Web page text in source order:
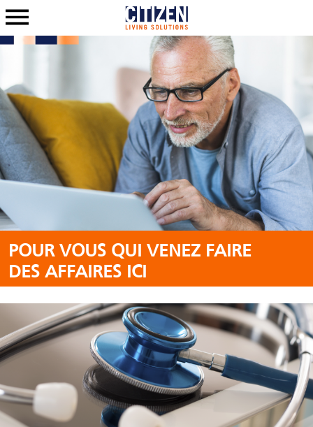
POUR VOUS QUI VENEZ FAIRE
DES AFFAIRES ICI
-------------------------------------------------------
-------------------